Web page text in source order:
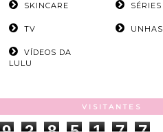
SKINCARE SÉRIES
TV UNHAS
VÍDEOS DA
LULU
VISITANTES